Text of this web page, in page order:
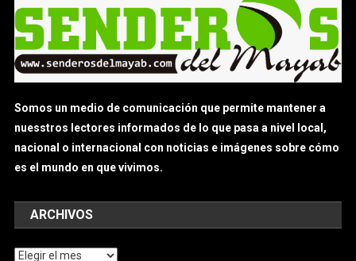
Somos un medio de comunicación que permite mantener a
nuesstros lectores informados de lo que pasa a nivel local,
nacional o internacional con noticias e imágenes sobre cómo
es el mundo en que vivimos.
ARCHIVOS
Archivos